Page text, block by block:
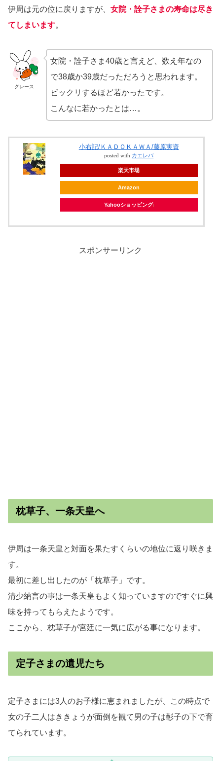
伊周は元の位に戻りますが、 女院・詮子さまの寿命は尽き
てしまいます。
グレース
女院・詮子さま40歳と言えど、数え年なの
で38歳か39歳だっただろうと思われます。
ビックリするほど若かったです。
こんなに若かったとは…。
小右記/ＫＡＤＯＫＡＷＡ/藤原実資
posted with カエレバ
楽天市場
Amazon
Yahooショッピング
スポンサーリンク
枕草子、一条天皇へ
伊周は一条天皇と対面を果たすくらいの地位に返り咲きま
す。
最初に差し出したのが「枕草子」です。
清少納言の事は一条天皇もよく知っていますのですぐに興
味を持ってもらえたようです。
ここから、枕草子が宮廷に一気に広がる事になります。
定子さまの遺児たち
定子さまには3人のお子様に恵まれましたが、この時点で
女の子二人はききょうが面倒を観て男の子は彰子の下で育
てられています。